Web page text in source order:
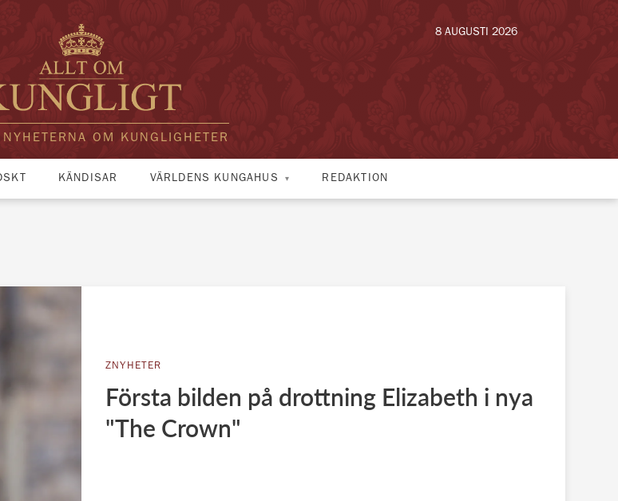
OM KUNGLIGHETER
8 AUGUSTI 2026
KÄNDISAR VÄRLDENS KUNGAHUS REDAKTION
ZNYHETER
Första bilden på drottning Elizabeth i nya
"The Crown"